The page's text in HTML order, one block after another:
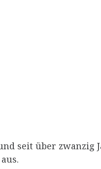
seit über zwanzig